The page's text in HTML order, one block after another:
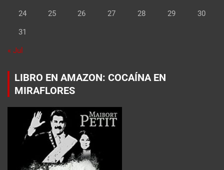
24 25 26 27 28 29 30
31
« Jul
LIBRO EN AMAZON: COCAÍNA EN
MIRAFLORES